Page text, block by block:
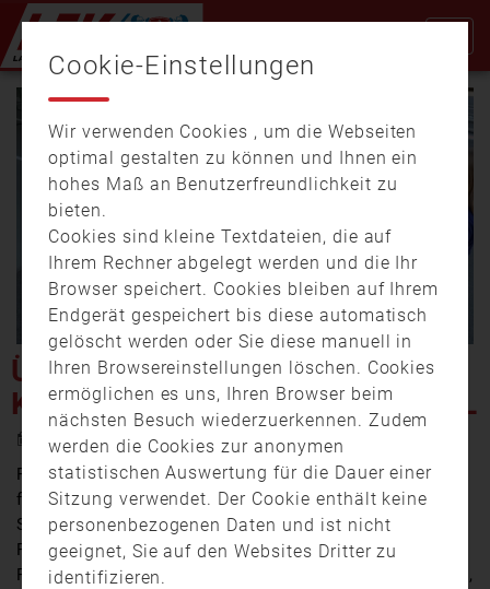
Video
ÜBUNGSSTUNDE BEI DER
KINDERFEUERWEHR IN KASTL
21. August 2025 15:02
Rund 326.000 aktive Feuerwehrleute sorgen in Bayern
für den Brandschutz, davon rund 320.000 ehrenamtlich.
Sie engagieren sich in mehr als 7.400 Freiwilligen
Feuerwehren. Während in Coronazeiten viele
Feuerwehren über fehlenden Nachwuchs geklagt hatten,
Cookie-Einstellungen
Wir verwenden Cookies , um die Webseiten
optimal gestalten zu können und Ihnen ein
hohes Maß an Benutzerfreundlichkeit zu
bieten.
Cookies sind kleine Textdateien, die auf
Ihrem Rechner abgelegt werden und die Ihr
Browser speichert. Cookies bleiben auf Ihrem
Endgerät gespeichert bis diese automatisch
gelöscht werden oder Sie diese manuell in
Ihren Browsereinstellungen löschen. Cookies
ermöglichen es uns, Ihren Browser beim
nächsten Besuch wiederzuerkennen. Zudem
werden die Cookies zur anonymen
statistischen Auswertung für die Dauer einer
Sitzung verwendet. Der Cookie enthält keine
personenbezogenen Daten und ist nicht
geeignet, Sie auf den Websites Dritter zu
identifizieren.